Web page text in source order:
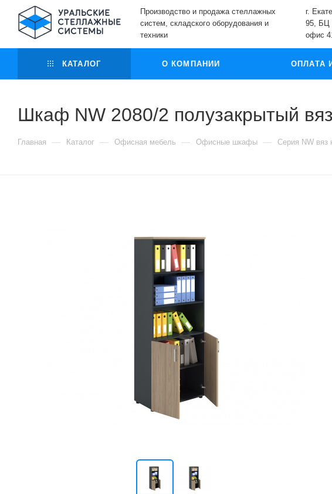
Производство и продажа стеллажных
систем, складского оборудования и
техники
г.
95, БЦ
офис
КАТАЛОГ О КОМПАНИИ ОПЛАТА
Шкаф NW 2080/2 полузакрытый
Главная — Каталог — Офисная мебель — Офисные шкафы — Серия NW вяз